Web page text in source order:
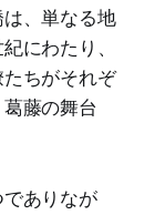
、単なる地
にわたり、
ちがそれぞ
藤の舞台
ありなが